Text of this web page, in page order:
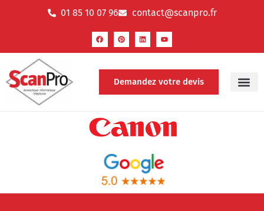
01 85 10 07 96 contact@scanpro.fr
Demandez votre devis